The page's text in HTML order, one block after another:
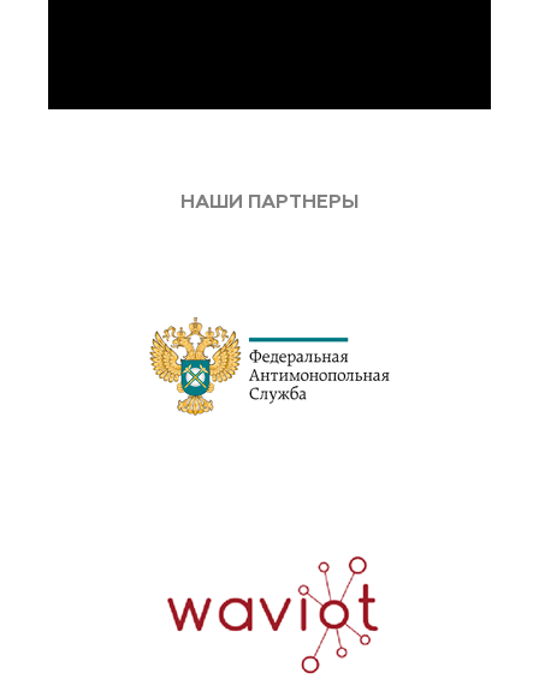
НАШИ ПАРТНЕРЫ